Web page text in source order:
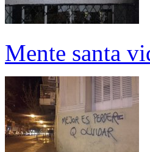
Mente santa